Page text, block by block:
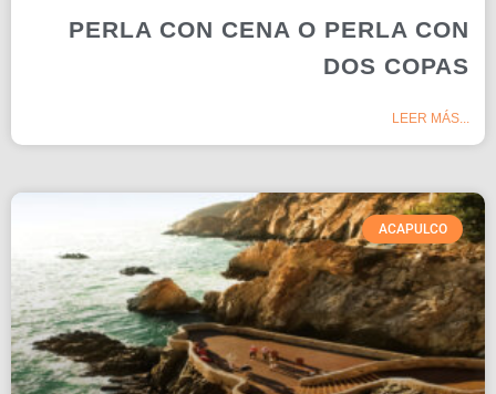
PERLA CON CENA O PERLA CON
DOS COPAS
LEER MÁS...
ACAPULCO